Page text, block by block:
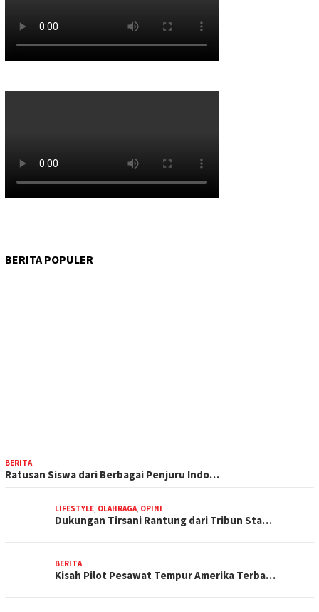
BERITA POPULER
BERITA
Ratusan Siswa dari Berbagai Penjuru Indo…
LIFESTYLE, OLAHRAGA, OPINI
Dukungan Tirsani Rantung dari Tribun Sta…
BERITA
Kisah Pilot Pesawat Tempur Amerika Terba…